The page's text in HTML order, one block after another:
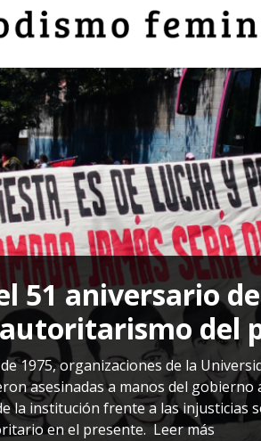
Leticia Hernández: víctima del régimen de
fórmulas presidenciales para 2027
en El Salvador ACTUALIDAD
51 aniversario
del
1975, organizaciones de la
asesinadas a manos del
la institución frente a las injusticias
en el presente.Leer más